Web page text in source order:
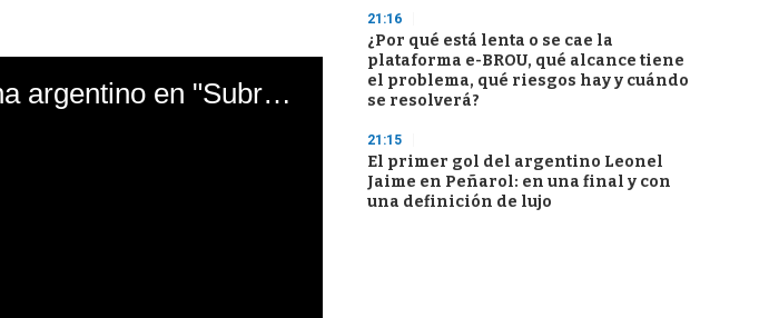
El mal momento de Yanina Gasañol con un hincha argentino en "Subrayado"
21:16
¿Por qué está lenta o se cae la
plataforma e-BROU, qué alcance tiene
el problema, qué riesgos hay y cuándo
se resolverá?
21:15
El primer gol del argentino Leonel
Jaime en Peñarol: en una final y con
una definición de lujo